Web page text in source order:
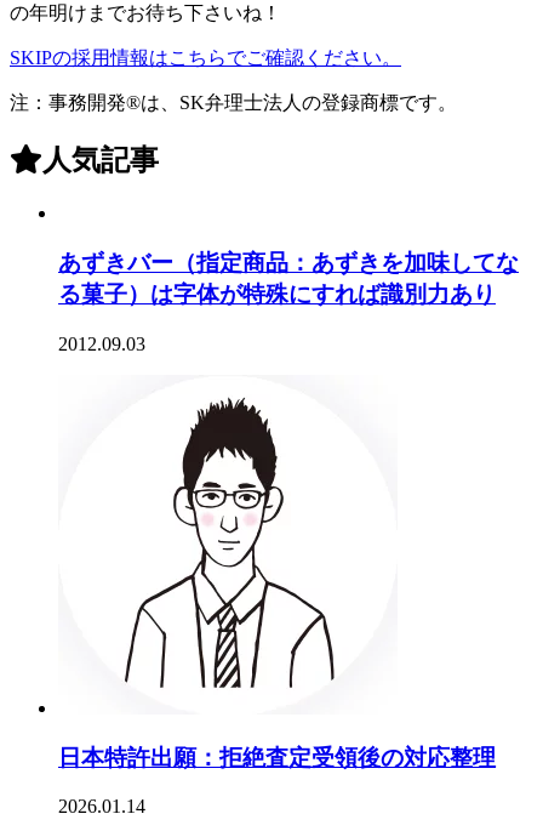
の年明けまでお待ち下さいね！
SKIPの採用情報はこちらでご確認ください。
注：事務開発®は、SK弁理士法人の登録商標です。
人気記事
あずきバー（指定商品：あずきを加味してな
る菓子）は字体が特殊にすれば識別力あり
2012.09.03
日本特許出願：拒絶査定受領後の対応整理
2026.01.14